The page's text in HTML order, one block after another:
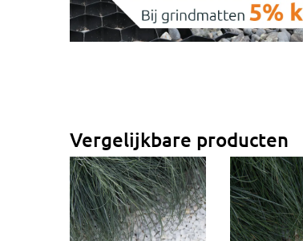
Vergelijkbare producten